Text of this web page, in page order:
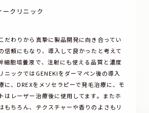
ークリニック
だわりから真摯に製品開発に向き合ってい
信頼にもなり、導入して良かったと考えて
細胞培養液で、注射にも使える品質と濃度
ニックではGENEKIをダーマペン後の導入
に、DREXをメソセラピーで発毛治療に、モ
はレーザー治療後に使用してます。またホ
もちろん、テクスチャーや香りのよさもリ